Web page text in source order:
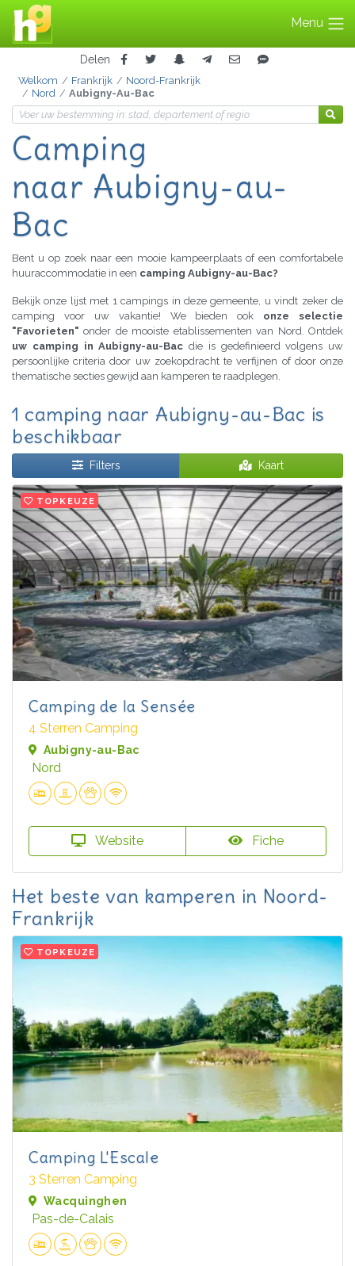
Menu
Delen
Welkom Frankrijk
Noord-Frankrijk
Nord
Aubigny-Au-Bac
Camping
naar Aubigny-au-
Bac
Bent u op zoek naar een mooie kampeerplaats of een comfortabele
huuraccommodatie in een camping Aubigny-au-Bac?
Bekijk onze lijst met 1 campings in deze gemeente, u vindt zeker de
camping voor uw vakantie! We bieden ook onze selectie
"Favorieten" onder de mooiste etablissementen van Nord. Ontdek
uw camping in Aubigny-au-Bac die is gedefinieerd volgens uw
persoonlijke criteria door uw zoekopdracht te verfijnen of door onze
thematische secties gewijd aan kamperen te raadplegen.
1 camping naar Aubigny-au-Bac is
beschikbaar
Filters Kaart
TOPKEUZE
Camping de la Sensée
4 Sterren Camping
Aubigny-au-Bac
Nord
Website Fiche
Het beste van kamperen in Noord-
Frankrijk
TOPKEUZE
Camping L'Escale
3 Sterren Camping
Wacquinghen
Pas-de-Calais